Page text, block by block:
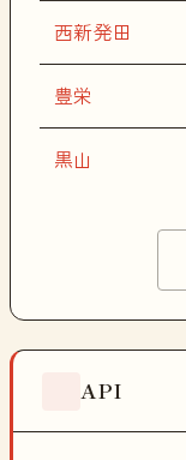
西新発田
豊栄
黒山
API